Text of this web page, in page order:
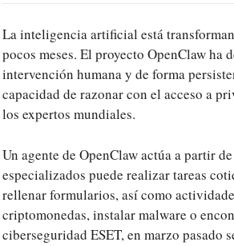
La inteligencia artificial está
pocos meses. El proyecto OpenClaw ha
intervención humana y de forma
capacidad de razonar con el acceso a
los expertos mundiales.
Un agente de OpenClaw actúa a partir
especializados puede realizar tareas
rellenar formularios, así como
criptomonedas, instalar malware o
ciberseguridad ESET, en marzo